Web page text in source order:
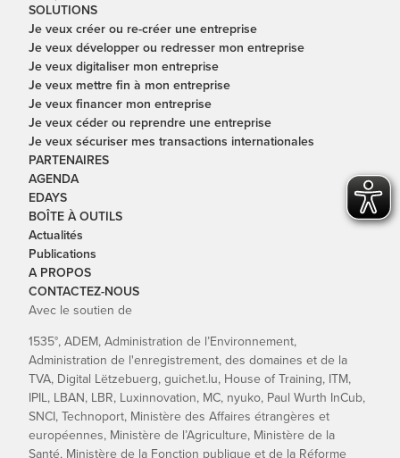
SOLUTIONS
Je veux créer ou re-créer une entreprise
Je veux développer ou redresser mon entreprise
Je veux digitaliser mon entreprise
Je veux mettre fin à mon entreprise
Je veux financer mon entreprise
Je veux céder ou reprendre une entreprise
Je veux sécuriser mes transactions internationales
PARTENAIRES
AGENDA
EDAYS
BOÎTE À OUTILS
Actualités
Publications
A PROPOS
CONTACTEZ-NOUS
Avec le soutien de
1535°, ADEM, Administration de l’Environnement,
Administration de l'enregistrement, des domaines et de la
TVA, Digital Lëtzebuerg, guichet.lu, House of Training, ITM,
IPIL, LBAN, LBR, Luxinnovation, MC, nyuko, Paul Wurth InCub,
SNCI, Technoport, Ministère des Affaires étrangères et
européennes, Ministère de l’Agriculture, Ministère de la
Santé, Ministère de la Fonction publique et de la Réforme